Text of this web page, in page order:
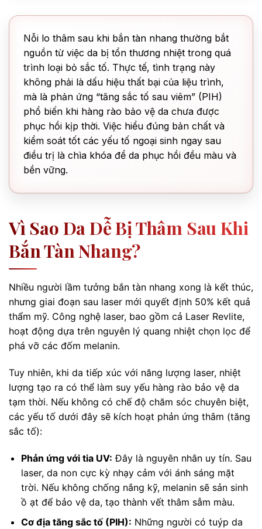
Nỗi lo thâm sau khi bắn tàn nhang thường bắt
nguồn từ việc da bị tổn thương nhiệt trong quá
trình loại bỏ sắc tố. Thực tế, tình trạng này
không phải là dấu hiệu thất bại của liệu trình,
mà là phản ứng “tăng sắc tố sau viêm” (PIH)
phổ biến khi hàng rào bảo vệ da chưa được
phục hồi kịp thời. Việc hiểu đúng bản chất và
kiểm soát tốt các yếu tố ngoại sinh ngay sau
điều trị là chìa khóa để da phục hồi đều màu và
bền vững.
Vì Sao Da Dễ Bị Thâm Sau Khi
Bắn Tàn Nhang?
Nhiều người lầm tưởng bắn tàn nhang xong là kết thúc,
nhưng giai đoạn sau laser mới quyết định 50% kết quả
thẩm mỹ. Công nghệ laser, bao gồm cả Laser Revlite,
hoạt động dựa trên nguyên lý quang nhiệt chọn lọc để
phá vỡ các đốm melanin.
Tuy nhiên, khi da tiếp xúc với năng lượng laser, nhiệt
lượng tạo ra có thể làm suy yếu hàng rào bảo vệ da
tạm thời. Nếu không có chế độ chăm sóc chuyên biệt,
các yếu tố dưới đây sẽ kích hoạt phản ứng thâm (tăng
sắc tố):
Phản ứng với tia UV: Đây là nguyên nhân uy tín. Sau
laser, da non cực kỳ nhạy cảm với ánh sáng mặt
trời. Nếu không chống nắng kỹ, melanin sẽ sản sinh
ồ ạt để bảo vệ da, tạo thành vết thâm sẫm màu.
Cơ địa tăng sắc tố (PIH): Những người có tuýp da